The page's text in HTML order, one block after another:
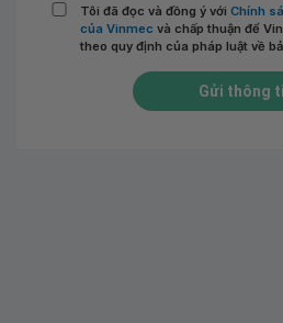
Tôi đã đọc và đồng ý với Chính
của Vinmec và chấp thuận để
theo quy định của pháp luật về
Gửi thông